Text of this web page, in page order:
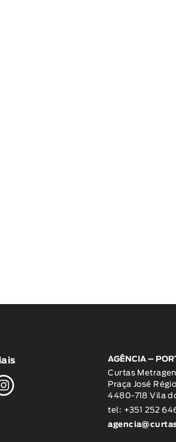
AGÊNCIA –
Curtas
Praça José
4480-718 Vila
tel: +351 252